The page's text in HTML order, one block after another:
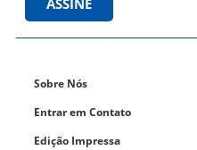
ASSINE
Sobre Nós
Entrar em Contato
Edição Impressa